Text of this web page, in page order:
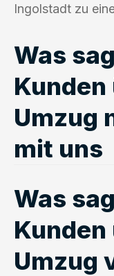
Ingolstadt zu
Was
Kunden
Umzug
mit uns
Was
Kunden
Umzug